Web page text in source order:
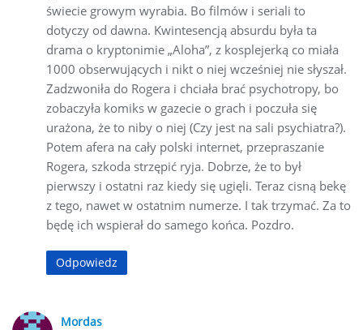
świecie growym wyrabia. Bo filmów i seriali to
dotyczy od dawna. Kwintesencją absurdu była ta
drama o kryptonimie „Aloha”, z kosplejerką co miała
1000 obserwujących i nikt o niej wcześniej nie słyszał.
Zadzwoniła do Rogera i chciała brać psychotropy, bo
zobaczyła komiks w gazecie o grach i poczuła się
urażona, że to niby o niej (Czy jest na sali psychiatra?).
Potem afera na cały polski internet, przepraszanie
Rogera, szkoda strzępić ryja. Dobrze, że to był
pierwszy i ostatni raz kiedy się ugięli. Teraz cisną bekę
z tego, nawet w ostatnim numerze. I tak trzymać. Za to
będę ich wspierał do samego końca. Pozdro.
Odpowiedz
Mordas